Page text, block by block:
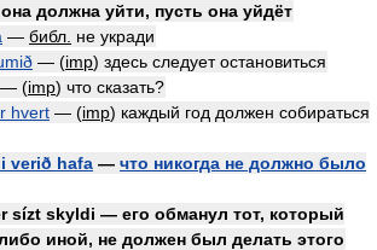
должна уйти, пусть она уйдёт
— библ. не укради
— (imp) здесь следует остановиться
— (imp) что сказать?
hvert — (imp) каждый год должен собираться
verið hafa — что никогда не должно было
sízt skyldi — его обманул тот, который
иной, не должен был делать этого